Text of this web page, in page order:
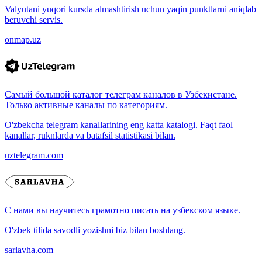
Valyutani yuqori kursda almashtirish uchun yaqin punktlarni aniqlab
beruvchi servis.
onmap.uz
Самый большой каталог телеграм каналов в Узбекистане.
Только активные каналы по категориям.
O'zbekcha telegram kanallarining eng katta katalogi. Faqt faol
kanallar, ruknlarda va batafsil statistikasi bilan.
uztelegram.com
С нами вы научитесь грамотно писать на узбекском языке.
O'zbek tilida savodli yozishni biz bilan boshlang.
sarlavha.com